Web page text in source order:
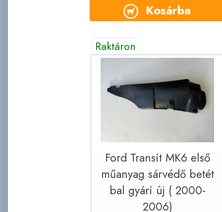
Kosárba
Raktáron
Ford Transit MK6 első
műanyag sárvédő betét
bal gyári új ( 2000-
2006)